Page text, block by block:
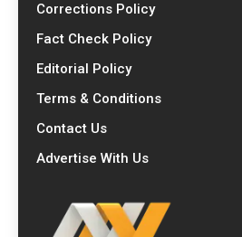
Corrections Policy
Fact Check Policy
Editorial Policy
Terms & Conditions
Contact Us
Advertise With Us